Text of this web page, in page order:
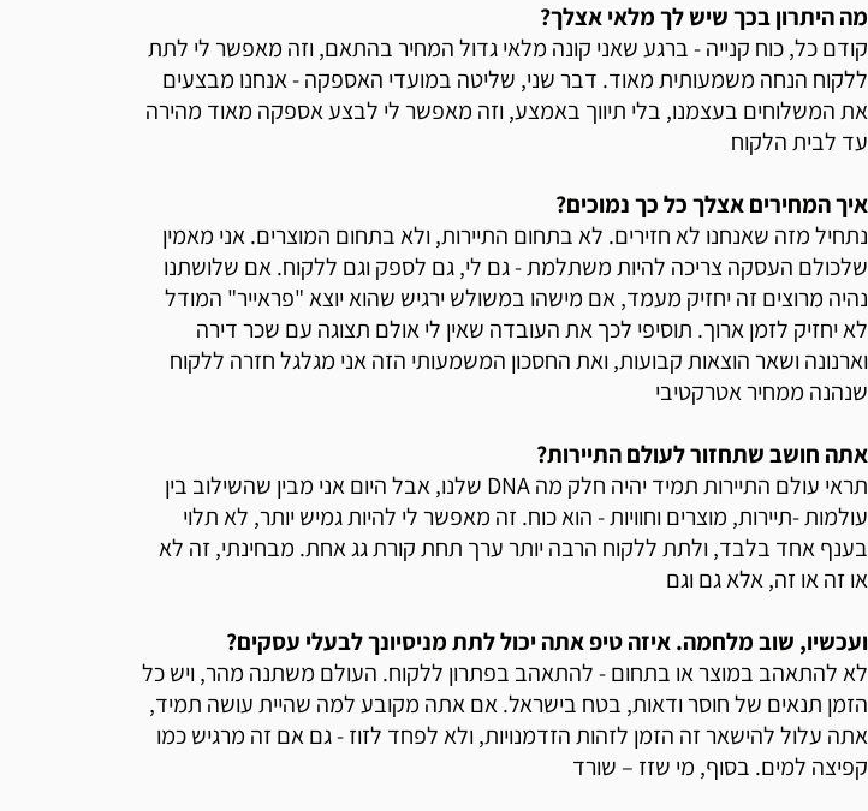
מה היתרון בכך שיש לך מלאי אצלך?
קודם כל, כוח קנייה - ברגע שאני קונה מלאי גדול המחיר בהתאם, וזה מאפשר לי לתת
ללקוח הנחה משמעותית מאוד. דבר שני, שליטה במועדי האספקה - אנחנו מבצעים
את המשלוחים בעצמנו, בלי תיווך באמצע, וזה מאפשר לי לבצע אספקה מאוד מהירה
עד לבית הלקוח
איך המחירים אצלך כל כך נמוכים?
נתחיל מזה שאנחנו לא חזירים. לא בתחום התיירות, ולא בתחום המוצרים. אני מאמין
שלכולם העסקה צריכה להיות משתלמת - גם לי, גם לספק וגם ללקוח. אם שלושתנו
נהיה מרוצים זה יחזיק מעמד, אם מישהו במשולש ירגיש שהוא יוצא "פראייר" המודל
לא יחזיק לזמן ארוך. תוסיפי לכך את העובדה שאין לי אולם תצוגה עם שכר דירה
וארנונה ושאר הוצאות קבועות, ואת החסכון המשמעותי הזה אני מגלגל חזרה ללקוח
שנהנה ממחיר אטרקטיבי
אתה חושב שתחזור לעולם התיירות?
תראי עולם התיירות תמיד יהיה חלק מה DNA שלנו, אבל היום אני מבין שהשילוב בין
עולמות -תיירות, מוצרים וחוויות - הוא כוח. זה מאפשר לי להיות גמיש יותר, לא תלוי
בענף אחד בלבד, ולתת ללקוח הרבה יותר ערך תחת קורת גג אחת. מבחינתי, זה לא
או זה או זה, אלא גם וגם
ועכשיו, שוב מלחמה. איזה טיפ אתה יכול לתת מניסיונך לבעלי עסקים?
לא להתאהב במוצר או בתחום - להתאהב בפתרון ללקוח. העולם משתנה מהר, ויש כל
הזמן תנאים של חוסר ודאות, בטח בישראל. אם אתה מקובע למה שהיית עושה תמיד,
אתה עלול להישאר זה הזמן לזהות הזדמנויות, ולא לפחד לזוז - גם אם זה מרגיש כמו
קפיצה למים. בסוף, מי שזז – שורד